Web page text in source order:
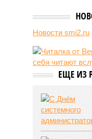
07/08
07/08
России
Новости smi2.ru
ЕЩЕ ИЗ